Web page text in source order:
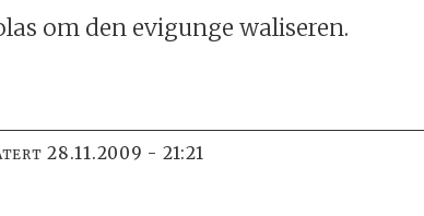
om den evigunge waliseren.
28.11.2009 - 21:21